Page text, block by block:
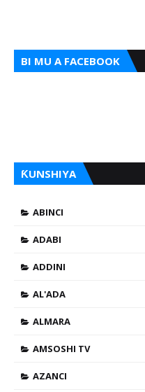
BI MU A FACEBOOK
ƘUNSHIYA
ABINCI
ADABI
ADDINI
AL'ADA
ALMARA
AMSOSHI TV
AZANCI